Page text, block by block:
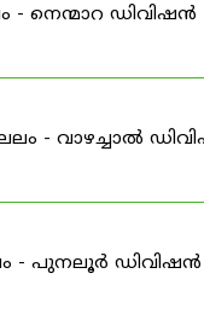
- നെന്മാറ ഡിവിഷൻ
- വാഴച്ചാൽ
- പുനലൂർ ഡിവിഷൻ